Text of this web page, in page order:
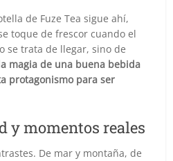
de Fuze Tea sigue ahí,
toque de frescor cuando el
se trata de llegar, sino de
magia de una buena bebida
protagonismo para ser
y momentos reales
De mar y montaña, de